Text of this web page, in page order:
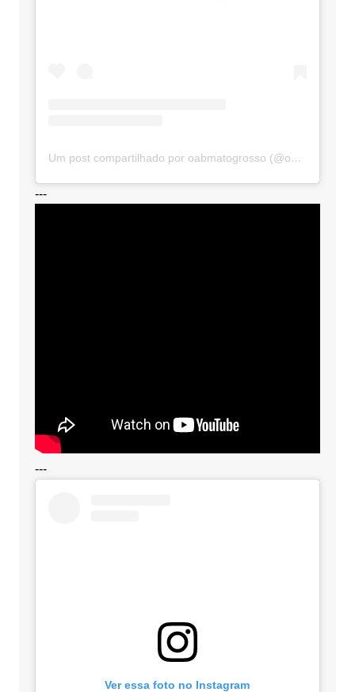
Um post compartilhado por oabmatogrosso (@oabmatogrosso)
---
---
Ver essa foto no Instagram